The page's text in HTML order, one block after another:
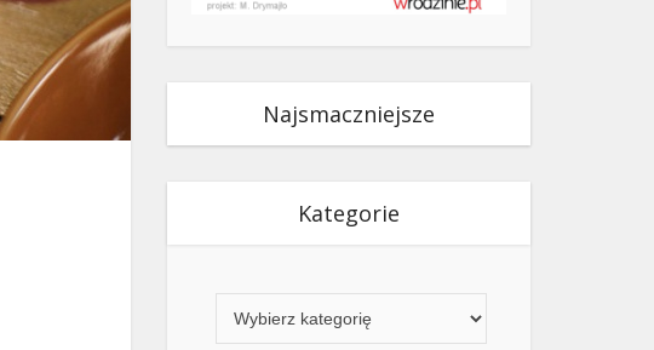
Najsmaczniejsze
Kategorie